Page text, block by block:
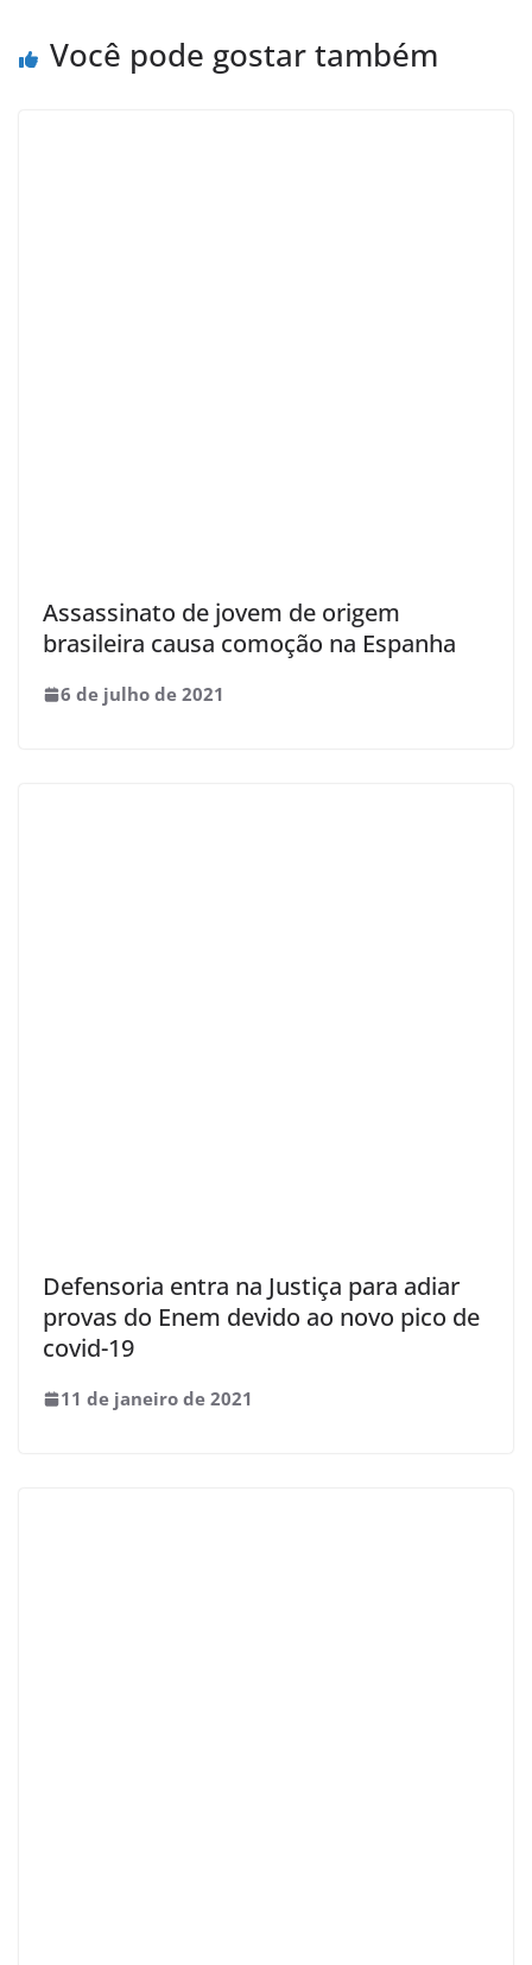
Você pode gostar também
Assassinato de jovem de origem
brasileira causa comoção na Espanha
6 de julho de 2021
Defensoria entra na Justiça para adiar
provas do Enem devido ao novo pico de
covid-19
11 de janeiro de 2021